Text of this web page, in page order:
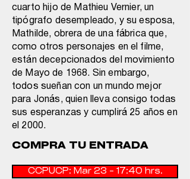
cuarto hijo de Mathieu Vernier, un
tipógrafo desempleado, y su esposa,
Mathilde, obrera de una fábrica que,
como otros personajes en el filme,
están decepcionados del movimiento
de Mayo de 1968. Sin embargo,
todos sueñan con un mundo mejor
para Jonás, quien lleva consigo todas
sus esperanzas y cumplirá 25 años en
el 2000.
COMPRA TU ENTRADA
CCPUCP: Mar 23 - 17:40 hrs.